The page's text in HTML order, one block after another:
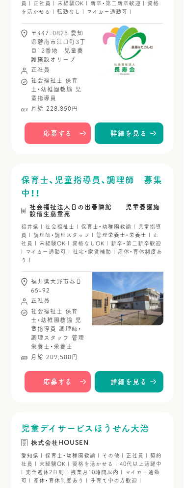
員 | 正社員 | 未経験OK | 新卒・第二新卒歓迎 | 資格
を活かせる | 転勤なし | マイカー通勤可 |
〒447-0825 愛知
県碧南市江口町3丁
目12番地 児童養
護施設オリーブ
正社員
社会福祉士 保育
士・幼稚園教諭
児
童指導員
月給 228,850円
応募する 詳細を見る
保育士、児童指導員、調理師 募集
中！！
社会福祉法人日の出善隣館 児童養護施
設偕生慈童苑
福井県 | 社会福祉士 | 保育士・幼稚園教諭 | 児童指導
員 | 調理師・調理スタッフ | 管理栄養士・栄養士 | 正
社員 | 未経験OK | 資格なしOK | 新卒・第二新卒歓迎
| マイカー通勤可 | 社宅・家賃補助 | 産休・育休制度あ
り |
福井県大野市春日
65-92
正社員
社会福祉士 保育
士・幼稚園教諭
児
童指導員
調理師・
調理スタッフ
管理
栄養士・栄養士
月給 209,500円
応募する 詳細を見る
児童デイサービスほうせん大治
株式会社HOUSEN
愛知県 | 保育士・幼稚園教諭 | その他 | 正社員 | 契約
社員 | 未経験OK | 資格を活かせる | 40代以上活躍中
| 完全週休2日制 | 残業月10時間以内 | マイカー通勤
可 | 産休・育休制度あり | 子育て中の方歓迎 |